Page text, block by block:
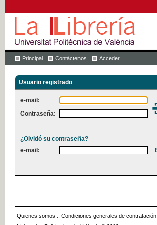
Principal Contáctenos Acceder
Usuario registrado
e-mail:
Contraseña:
¿Olvidó su contraseña?
e-mail:
Quienes somos :: Condiciones generales de contratación